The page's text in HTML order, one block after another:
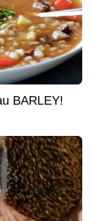
BARLEY!